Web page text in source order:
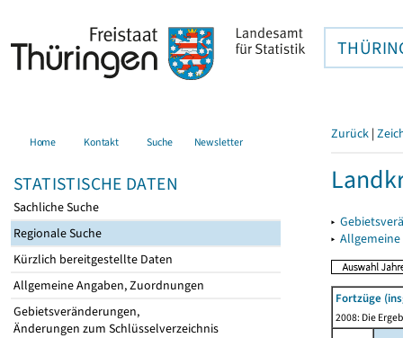
Home Kontakt Suche Newsletter
STATISTISCHE DATEN
Sachliche Suche
Regionale Suche
Kürzlich bereitgestellte Daten
Allgemeine Angaben, Zuordnungen
Gebietsveränderungen,
Änderungen zum Schlüsselverzeichnis
Zurück |
▸
▸
Fortzüge
2008: Die